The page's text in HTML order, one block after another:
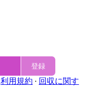
登録
利用規約 ∙ 回収に関す